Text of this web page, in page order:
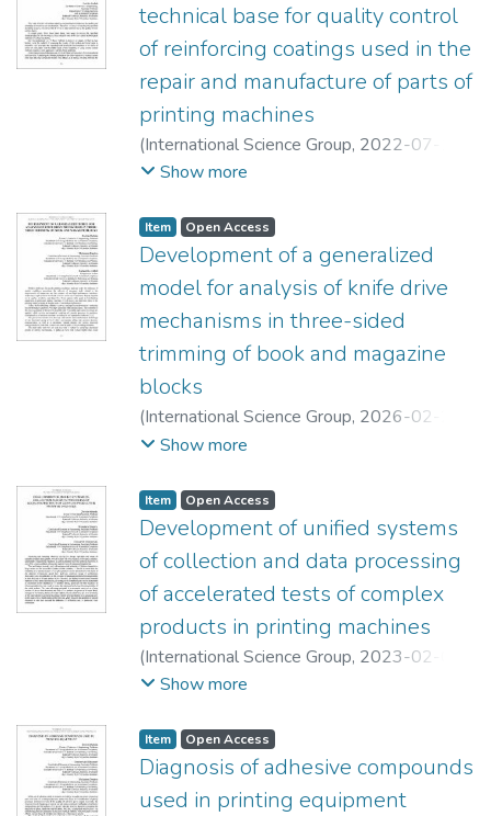
technical base for quality control
of reinforcing coatings used in the
repair and manufacture of parts of
printing machines
(International Science Group, 2022-07-10
Zenkin, Mykola
Show more
Item Open Access
Development of a generalized
model for analysis of knife drive
mechanisms in three-sided
trimming of book and magazine
blocks
(International Science Group, 2026-02-27
Zenkin, Mykola
Show more
Item Open Access
Development of unified systems
of collection and data processing
of accelerated tests of complex
products in printing machines
(International Science Group, 2023-02-03
Zenkin, Mykola
Show more
Item Open Access
Diagnosis of adhesive compounds
used in printing equipment